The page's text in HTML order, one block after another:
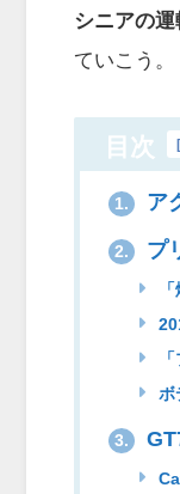
シニアの
ていこう。
目次 [
1. ア
2. プ
ボ
3.